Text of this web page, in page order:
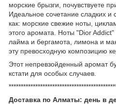
морские брызги, почувствуете
Идеальное сочетание сладких и
как: морские свежие ноты,
этого аромата. Ноты "Dior
лайма и бергамота, лимона и
эту превосходную композицию
Этот непревзойденный аромат
кстати для особых случаев.
Доставка по Алматы: день в